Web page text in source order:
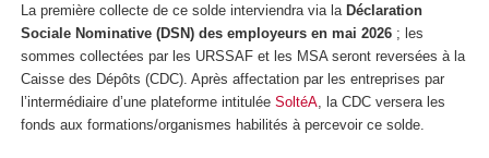
La première collecte de ce solde interviendra via la Déclaration
Sociale Nominative (DSN) des employeurs en mai 2026 ; les
sommes collectées par les URSSAF et les MSA seront reversées à la
Caisse des Dépôts (CDC). Après affectation par les entreprises par
l’intermédiaire d’une plateforme intitulée SoltéA , la CDC versera les
fonds aux formations/organismes habilités à percevoir ce solde.